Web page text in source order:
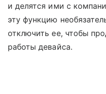
и делятся ими с
эту функцию
отключить ее, чтобы
работы девайса.